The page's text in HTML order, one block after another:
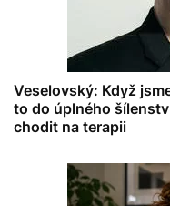
Veselovský: Když
to do úplného
chodit na terapii